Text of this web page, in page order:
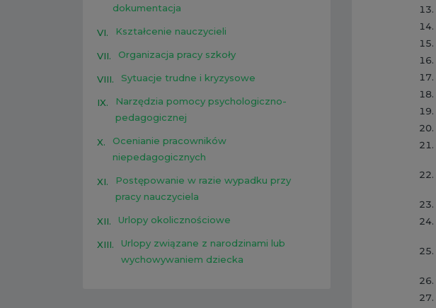
dokumentacja
VI. Kształcenie nauczycieli
VII. Organizacja pracy szkoły
VIII. Sytuacje trudne i kryzysowe
IX.
Narzędzia pomocy psychologiczno-
pedagogicznej
X.
Ocenianie pracowników
niepedagogicznych
XI.
Postępowanie w razie wypadku przy
pracy nauczyciela
XII. Urlopy okolicznościowe
XIII.
Urlopy związane z narodzinami lub
wychowywaniem dziecka